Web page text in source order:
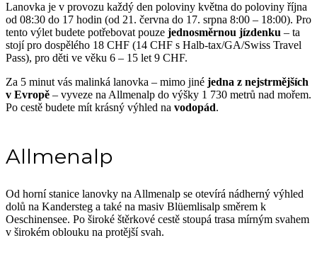
Lanovka je v provozu každý den poloviny května do poloviny října
od 08:30 do 17 hodin (od 21. června do 17. srpna 8:00 – 18:00). Pro
tento výlet budete potřebovat pouze jednosměrnou jízdenku – ta
stojí pro dospělého 18 CHF (14 CHF s Halb-tax/GA/Swiss Travel
Pass), pro děti ve věku 6 – 15 let 9 CHF.
Za 5 minut vás malinká lanovka – mimo jiné jedna z nejstrmějších
v Evropě – vyveze na Allmenalp do výšky 1 730 metrů nad mořem.
Po cestě budete mít krásný výhled na vodopád.
Allmenalp
Od horní stanice lanovky na Allmenalp se otevírá nádherný výhled
dolů na Kandersteg a také na masiv Blüemlisalp směrem k
Oeschinensee. Po široké štěrkové cestě stoupá trasa mírným svahem
v širokém oblouku na protější svah.